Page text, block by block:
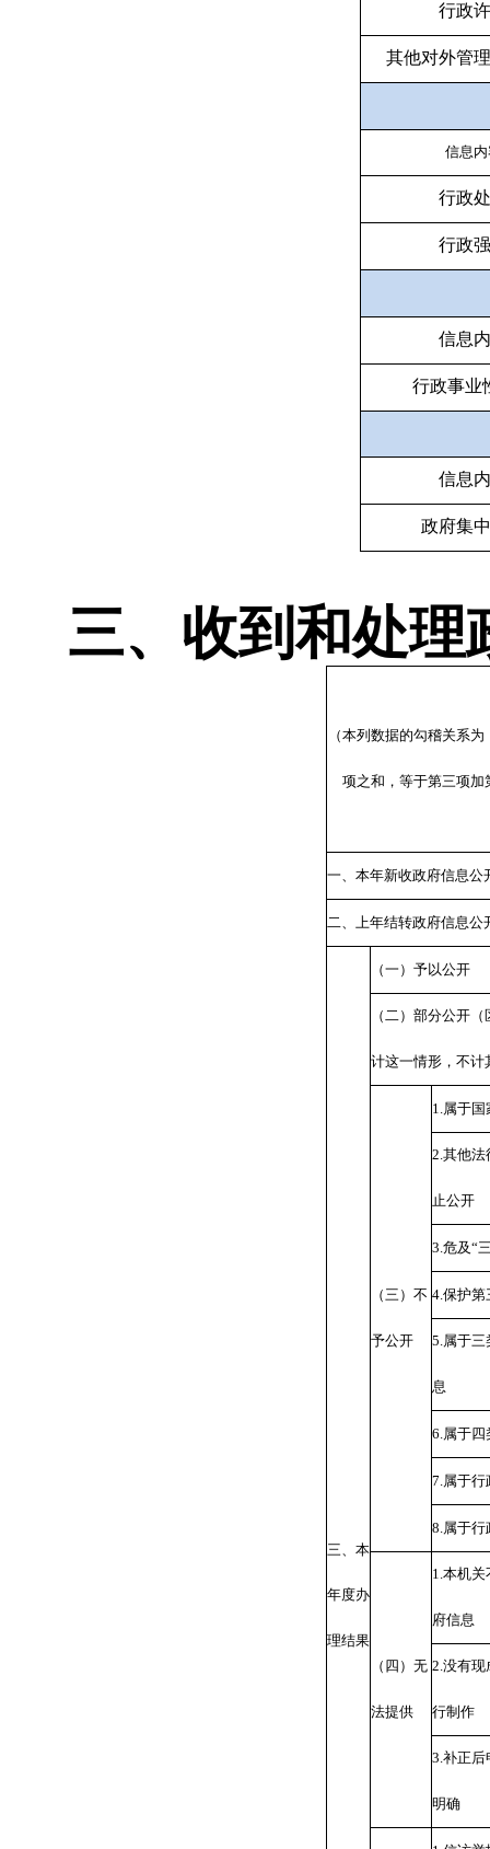
行政
其他对外管
信息内
行政
行政
信息
行政事业
信息
政府集
三、收到和处理
（本列数据的勾稽关系
项之和，等于第三项加
一、本年新收政府信息公
二、上年结转政府信息公
三、本
年度办
理结果
（一）予以公开
（二）部分公开
计这一情形，不计
（三）不
予公开
1.属于国
2.其他法
止公开
3.危及“
4.保护第
5.属于三
息
6.属于四
7.属于行
8.属于行
（四）无
法提供
1.本机关
府信息
2.没有现
行制作
3.补正后
明确